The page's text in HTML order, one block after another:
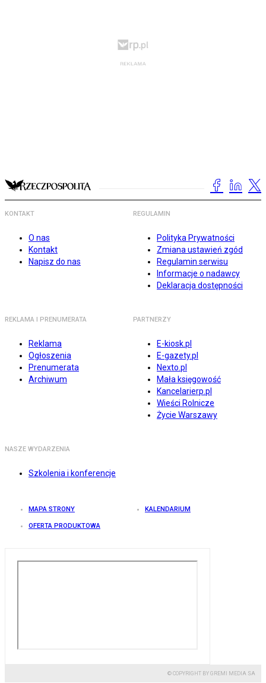
KONTAKT
O nas
Kontakt
Napisz do nas
REGULAMIN
Polityka Prywatności
Zmiana ustawień zgód
Regulamin serwisu
Informacje o nadawcy
Deklaracja dostępności
REKLAMA I PRENUMERATA
Reklama
Ogłoszenia
Prenumerata
Archiwum
PARTNERZY
E-kiosk.pl
E-gazety.pl
Nexto.pl
Mała księgowość
Kancelarierp.pl
Wieści Rolnicze
Życie Warszawy
NASZE WYDARZENIA
Szkolenia i konferencje
MAPA STRONY KALENDARIUM
OFERTA PRODUKTOWA
© COPYRIGHT BY GREMI MEDIA SA